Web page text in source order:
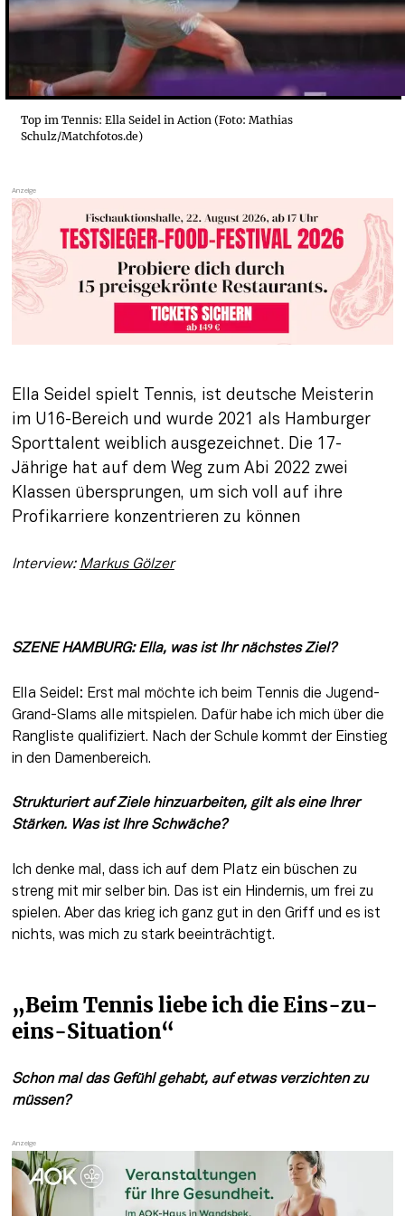
Top im Tennis: Ella Seidel in Action (Foto: Mathias
Schulz/Matchfotos.de)
Ella Seidel spielt Tennis, ist deutsche Meisterin
im U16-Bereich und wurde 2021 als Hamburger
Sporttalent weiblich ausgezeichnet. Die 17-
Jährige hat auf dem Weg zum Abi 2022 zwei
Klassen übersprungen, um sich voll auf ihre
Profikarriere konzentrieren zu können
Interview: Markus Gölzer
SZENE HAMBURG: Ella, was ist Ihr nächstes Ziel?
Ella Seidel: Erst mal möchte ich beim Tennis die Jugend-
Grand-Slams alle mitspielen. Dafür habe ich mich über die
Rangliste qualifiziert. Nach der Schule kommt der Einstieg
in den Damenbereich.
Strukturiert auf Ziele hinzuarbeiten, gilt als eine Ihrer
Stärken. Was ist Ihre Schwäche?
Ich denke mal, dass ich auf dem Platz ein büschen zu
streng mit mir selber bin. Das ist ein Hindernis, um frei zu
spielen. Aber das krieg ich ganz gut in den Griff und es ist
nichts, was mich zu stark beeinträchtigt.
„Beim Tennis liebe ich die Eins-zu-
eins-Situation“
Schon mal das Gefühl gehabt, auf etwas verzichten zu
müssen?